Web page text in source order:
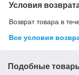
Условия
Возврат товара в
Все условия
Подобные